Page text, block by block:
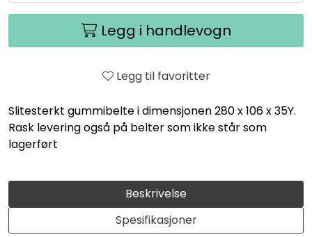
Legg i handlevogn
Legg til favoritter
Slitesterkt gummibelte i dimensjonen 280 x 106 x 35Y.
Rask levering også på belter som ikke står som
lagerført
Beskrivelse
Spesifikasjoner